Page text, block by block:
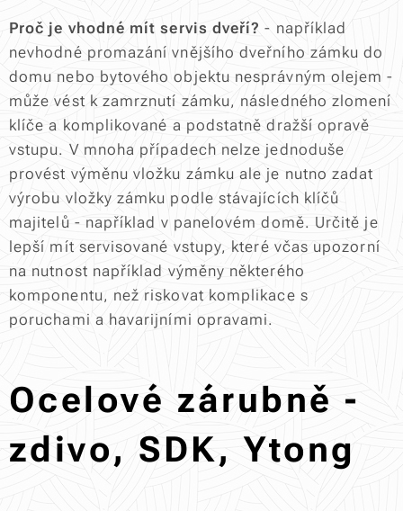
Proč je vhodné mít servis dveří? - například
nevhodné promazání vnějšího dveřního zámku do
domu nebo bytového objektu nesprávným olejem -
může vést k zamrznutí zámku, následného zlomení
klíče a komplikované a podstatně dražší opravě
vstupu. V mnoha případech nelze jednoduše
provést výměnu vložku zámku ale je nutno zadat
výrobu vložky zámku podle stávajících klíčů
majitelů - například v panelovém domě. Určitě je
lepší mít servisované vstupy, které včas upozorní
na nutnost například výměny některého
komponentu, než riskovat komplikace s
poruchami a havarijními opravami.
Ocelové zárubně -
zdivo, SDK, Ytong